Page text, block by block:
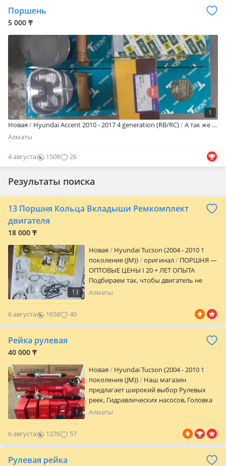
Поршень
5 000 ₸
1
Новая Hyundai Accent 2010 - 2017 4 generation (RB/RC)
А так же по двигателю (поршни, кольца, вкладыши, ремкомплект (прокладки) на двигатель, ролики, ремни Грм, помпы, термостаты, свечи, свечные провода. Проверенные производители автозапчастей! Отправка по городу и регионам! Цены и производство уточняйте На все виды японских авто! По всему региону Казахстана. Мы находимся в Алматы. По городу доставка Бесплатно.
Алматы
4 августа 1508 26
Результаты поиска
13 Поршня Кольца Вкладыши Ремкомплект
двигателя
18 000 ₸
13
Новая
Hyundai Tucson (2004 - 2010 1
поколение (JM))
оригинал
ПОРШНЯ —
ОПТОВЫЕ ЦЕНЫ I 20 + ЛЕТ ОПЫТА
Подбираем так, чтобы двигатель не
вскрывали второй раз. Точный подбор: •
Поршни, кольца, вкладыши, прокладки
и др. Алматы, Карсити 4 ярус 64 бутик
Отправка по Казахстану Ashibulak Auto
Алматы
6 августа 1658 40
Рейка рулевая
40 000 ₸
1
Новая
Hyundai Tucson (2004 - 2010 1
поколение (JM))
Наш магазин
предлагает широкий выбор Рулевых
реек, Гидравлических насосов, Головка
блока цилиндров, и многое другое по
Казахстану в любую точку. Для
постоянных клиентов и Мастерам
скидка Мы находимся в городе Алматы
Алматы
6 августа 1276 57
Рулевая рейка